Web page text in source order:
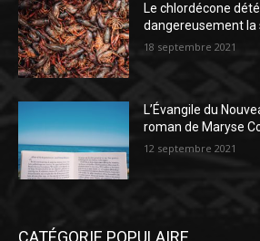
Le chlordécone
dangereusement la
18 septembre 2021
L’Évangile du
roman de Maryse
12 septembre 2021
CATÉGORIE POPULAIRE